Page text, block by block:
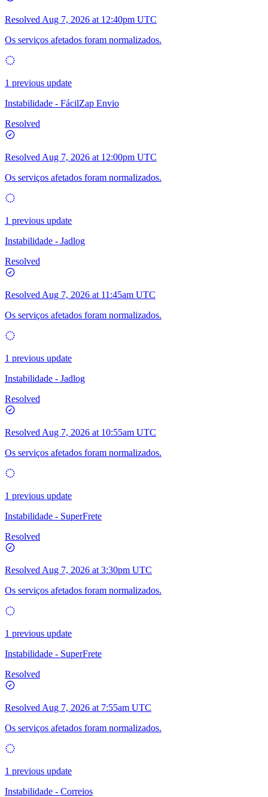
Resolved Aug 7, 2026 at 12:40pm UTC
Os serviços afetados foram normalizados.
1 previous update
Instabilidade - FácilZap Envio
Resolved
Resolved Aug 7, 2026 at 12:00pm UTC
Os serviços afetados foram normalizados.
1 previous update
Instabilidade - Jadlog
Resolved
Resolved Aug 7, 2026 at 11:45am UTC
Os serviços afetados foram normalizados.
1 previous update
Instabilidade - Jadlog
Resolved
Resolved Aug 7, 2026 at 10:55am UTC
Os serviços afetados foram normalizados.
1 previous update
Instabilidade - SuperFrete
Resolved
Resolved Aug 7, 2026 at 3:30pm UTC
Os serviços afetados foram normalizados.
1 previous update
Instabilidade - SuperFrete
Resolved
Resolved Aug 7, 2026 at 7:55am UTC
Os serviços afetados foram normalizados.
1 previous update
Instabilidade - Correios